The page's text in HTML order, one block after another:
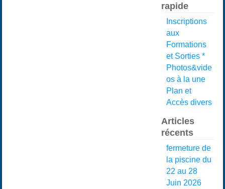
rapide
Inscriptions
aux
Formations
et Sorties *
Photos&vide
os à la une
Plan et
Accès divers
Articles
récents
fermeture de
la piscine du
22 au 28
Juin 2026